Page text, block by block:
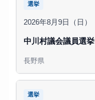
選挙
2026年8月9日（日）
中川村議会議員選挙
長野県
選挙